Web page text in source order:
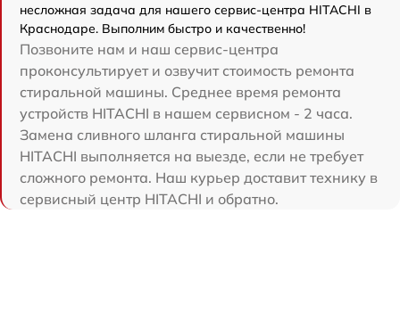
несложная задача для нашего сервис-центра HITACHI в
Краснодаре. Выполним быстро и качественно!
Позвоните нам и наш сервис-центра
проконсультирует и озвучит стоимость ремонта
стиральной машины. Среднее время ремонта
устройств HITACHI в нашем сервисном - 2 часа.
Замена сливного шланга стиральной машины
HITACHI выполняется на выезде, если не требует
сложного ремонта. Наш курьер доставит технику в
сервисный центр HITACHI и обратно.